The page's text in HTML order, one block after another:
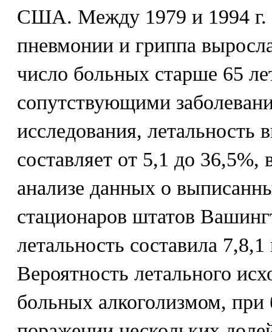
США. Между 1979 и 1994 г.
пневмонии и гриппа
число больных старше 65
сопутствующими
исследования, летальность
составляет от 5,1 до
анализе данных о
стационаров штатов
летальность составила
Вероятность летального
больных алкоголизмом, при